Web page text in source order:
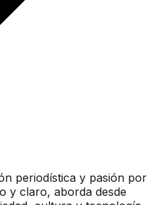
periodística y pasión por
y claro, aborda desde